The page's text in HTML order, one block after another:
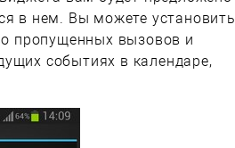
в нем. Вы можете установить
пропущенных вызовов и
событиях в календаре,